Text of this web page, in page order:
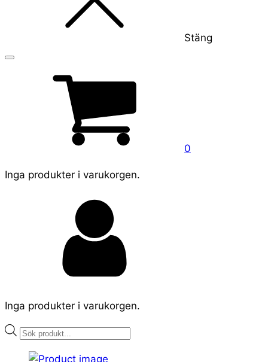
Stäng
0
Inga produkter i varukorgen.
Inga produkter i varukorgen.
Products